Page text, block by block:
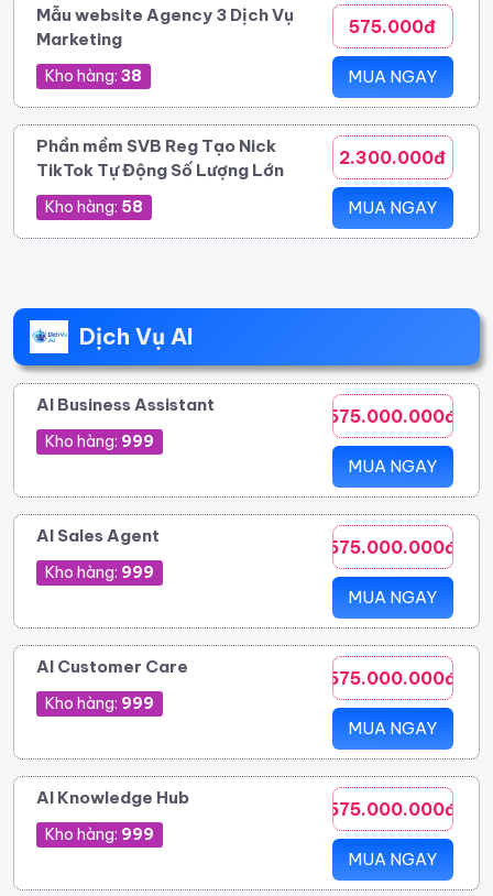
Mẫu website Agency 3 Dịch Vụ
Marketing
Kho hàng: 38
575.000đ
MUA NGAY
Phần mềm SVB Reg Tạo Nick
TikTok Tự Động Số Lượng Lớn
Kho hàng: 58
2.300.000đ
MUA NGAY
Dịch Vụ AI
AI Business Assistant
Kho hàng: 999
575.000.000đ
MUA NGAY
AI Sales Agent
Kho hàng: 999
575.000.000đ
MUA NGAY
AI Customer Care
Kho hàng: 999
575.000.000đ
MUA NGAY
AI Knowledge Hub
Kho hàng: 999
575.000.000đ
MUA NGAY